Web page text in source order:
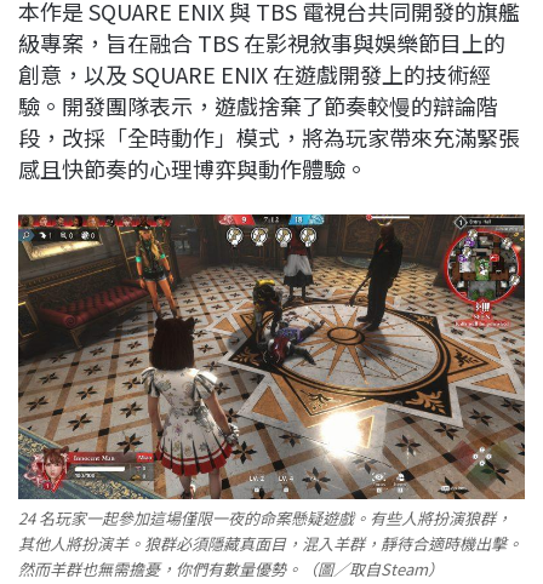
本作是 SQUARE ENIX 與 TBS 電視台共同開發的旗艦
級專案，旨在融合 TBS 在影視敘事與娛樂節目上的
創意，以及 SQUARE ENIX 在遊戲開發上的技術經
驗。開發團隊表示，遊戲捨棄了節奏較慢的辯論階
段，改採「全時動作」模式，將為玩家帶來充滿緊張
感且快節奏的心理博弈與動作體驗。
24 名玩家一起參加這場僅限一夜的命案懸疑遊戲。有些人將扮演狼群，
其他人將扮演羊。狼群必須隱藏真面目，混入羊群，靜待合適時機出擊。
然而羊群也無需擔憂，你們有數量優勢。（圖／取自Steam）